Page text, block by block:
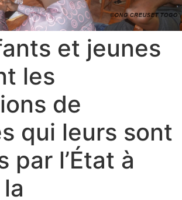
et jeunes
les
de
qui leurs sont
par l’État à